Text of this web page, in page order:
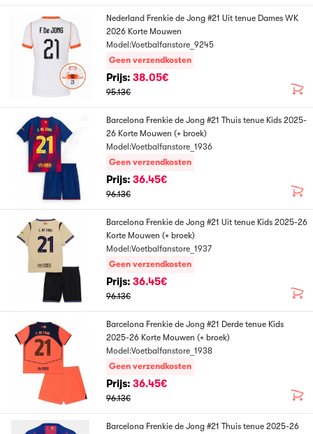
Nederland Frenkie de Jong #21 Uit tenue Dames WK
2026 Korte Mouwen
Model:Voetbalfanstore_9245
Geen verzendkosten
Prijs: 38.05€
95.13€
Barcelona Frenkie de Jong #21 Thuis tenue Kids 2025-
26 Korte Mouwen (+ broek)
Model:Voetbalfanstore_1936
Geen verzendkosten
Prijs: 36.45€
96.13€
Barcelona Frenkie de Jong #21 Uit tenue Kids 2025-26
Korte Mouwen (+ broek)
Model:Voetbalfanstore_1937
Geen verzendkosten
Prijs: 36.45€
96.13€
Barcelona Frenkie de Jong #21 Derde tenue Kids
2025-26 Korte Mouwen (+ broek)
Model:Voetbalfanstore_1938
Geen verzendkosten
Prijs: 36.45€
96.13€
Barcelona Frenkie de Jong #21 Thuis tenue 2025-26